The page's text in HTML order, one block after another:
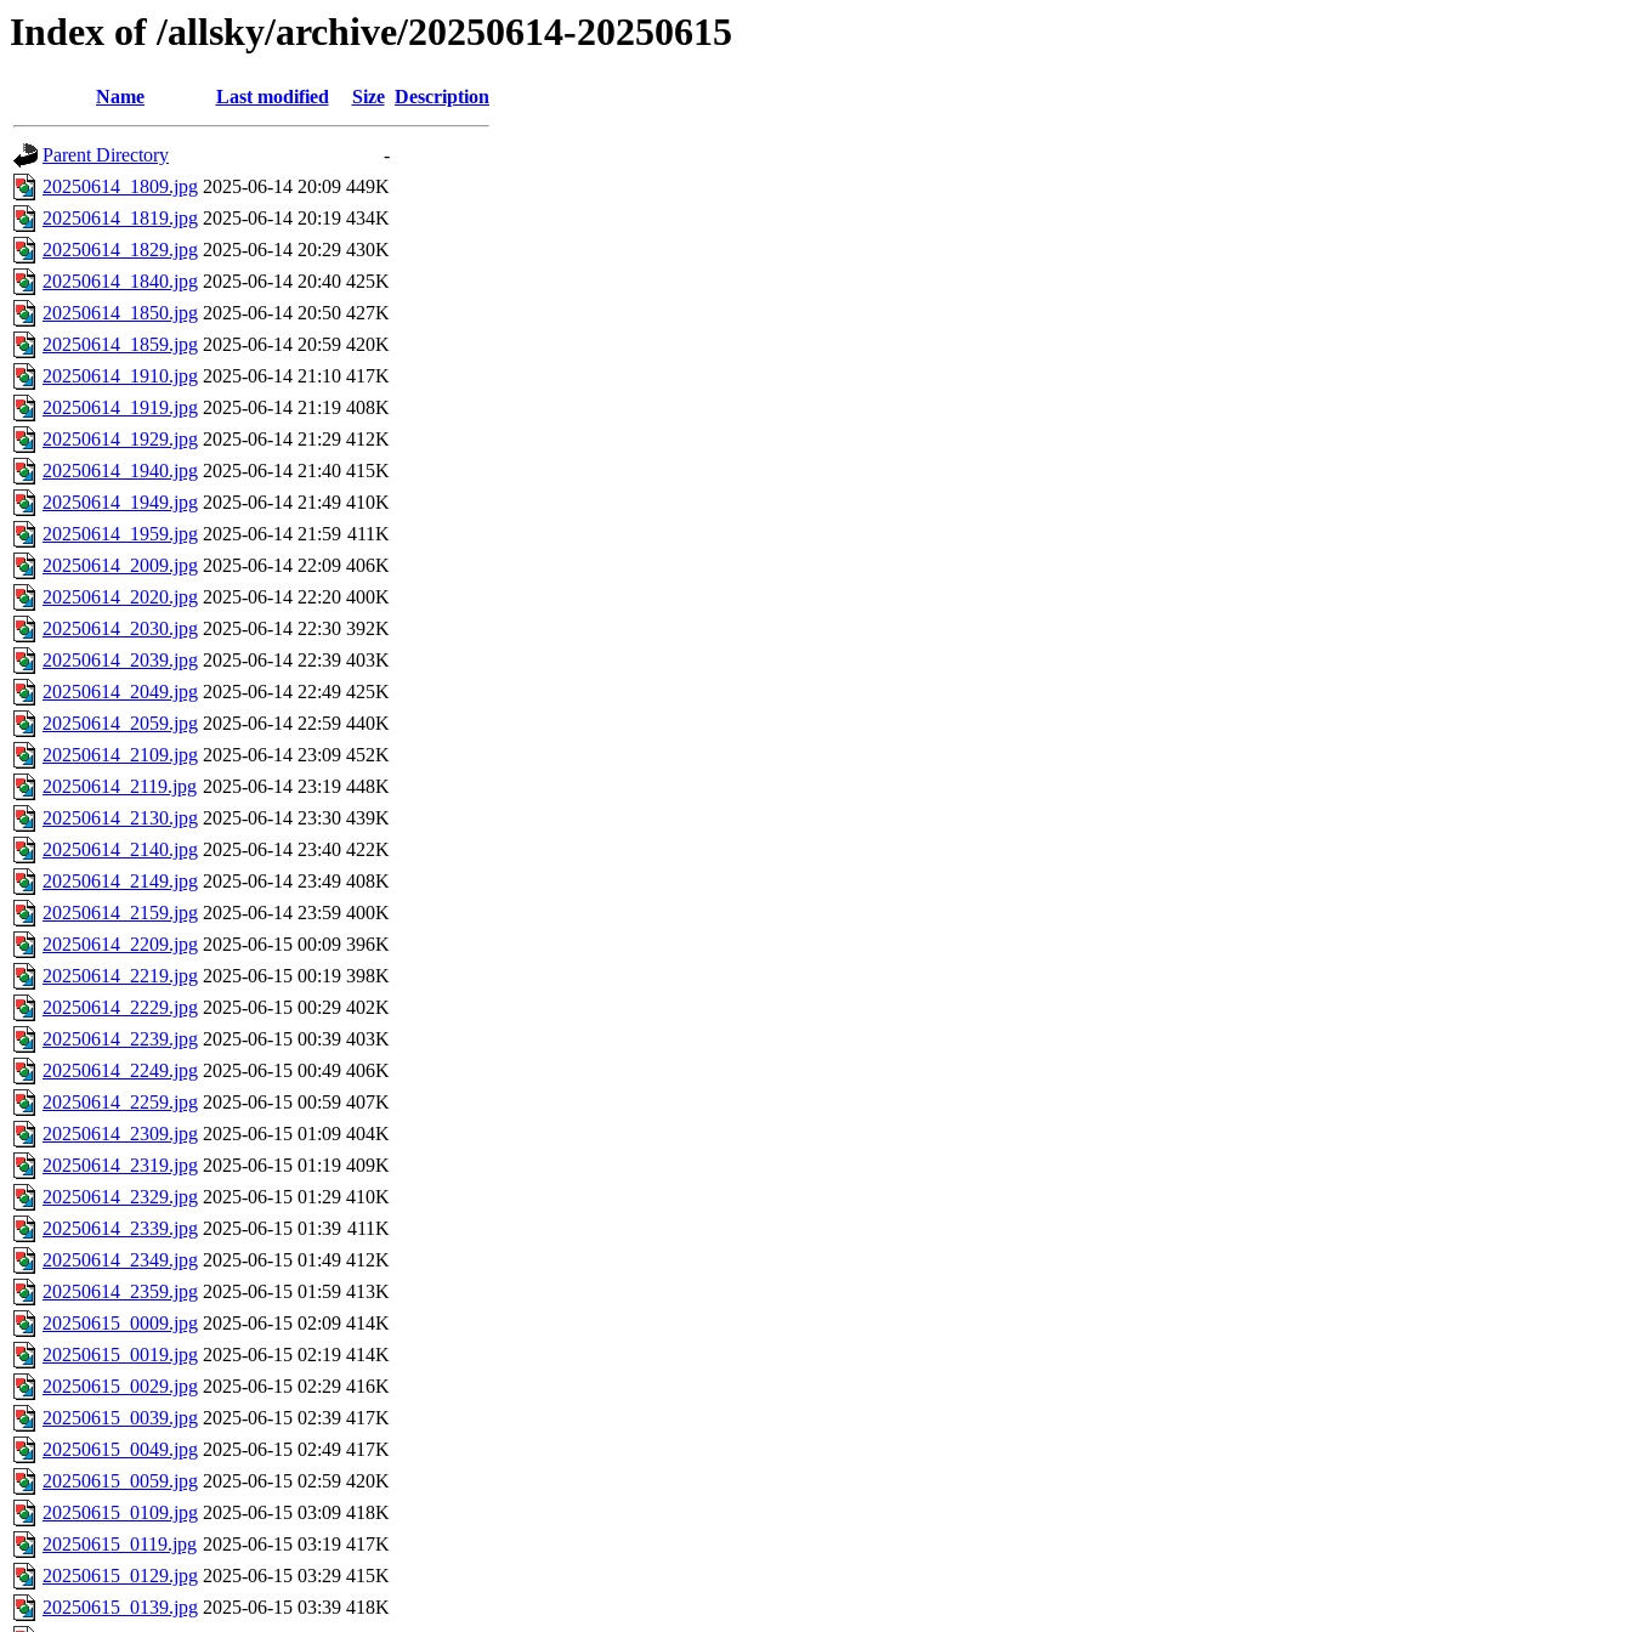
Index of /allsky/archive/20250614-20250615
Name Last modified Size Description
Parent Directory
-
20250614_1809.jpg 2025-06-14 20:09 449K
20250614_1819.jpg 2025-06-14 20:19 434K
20250614_1829.jpg 2025-06-14 20:29 430K
20250614_1840.jpg 2025-06-14 20:40 425K
20250614_1850.jpg 2025-06-14 20:50 427K
20250614_1859.jpg 2025-06-14 20:59 420K
20250614_1910.jpg 2025-06-14 21:10 417K
20250614_1919.jpg 2025-06-14 21:19 408K
20250614_1929.jpg 2025-06-14 21:29 412K
20250614_1940.jpg 2025-06-14 21:40 415K
20250614_1949.jpg 2025-06-14 21:49 410K
20250614_1959.jpg 2025-06-14 21:59 411K
20250614_2009.jpg 2025-06-14 22:09 406K
20250614_2020.jpg 2025-06-14 22:20 400K
20250614_2030.jpg 2025-06-14 22:30 392K
20250614_2039.jpg 2025-06-14 22:39 403K
20250614_2049.jpg 2025-06-14 22:49 425K
20250614_2059.jpg 2025-06-14 22:59 440K
20250614_2109.jpg 2025-06-14 23:09 452K
20250614_2119.jpg 2025-06-14 23:19 448K
20250614_2130.jpg 2025-06-14 23:30 439K
20250614_2140.jpg 2025-06-14 23:40 422K
20250614_2149.jpg 2025-06-14 23:49 408K
20250614_2159.jpg 2025-06-14 23:59 400K
20250614_2209.jpg 2025-06-15 00:09 396K
20250614_2219.jpg 2025-06-15 00:19 398K
20250614_2229.jpg 2025-06-15 00:29 402K
20250614_2239.jpg 2025-06-15 00:39 403K
20250614_2249.jpg 2025-06-15 00:49 406K
20250614_2259.jpg 2025-06-15 00:59 407K
20250614_2309.jpg 2025-06-15 01:09 404K
20250614_2319.jpg 2025-06-15 01:19 409K
20250614_2329.jpg 2025-06-15 01:29 410K
20250614_2339.jpg 2025-06-15 01:39 411K
20250614_2349.jpg 2025-06-15 01:49 412K
20250614_2359.jpg 2025-06-15 01:59 413K
20250615_0009.jpg 2025-06-15 02:09 414K
20250615_0019.jpg 2025-06-15 02:19 414K
20250615_0029.jpg 2025-06-15 02:29 416K
20250615_0039.jpg 2025-06-15 02:39 417K
20250615_0049.jpg 2025-06-15 02:49 417K
20250615_0059.jpg 2025-06-15 02:59 420K
20250615_0109.jpg 2025-06-15 03:09 418K
20250615_0119.jpg 2025-06-15 03:19 417K
20250615_0129.jpg 2025-06-15 03:29 415K
20250615_0139.jpg 2025-06-15 03:39 418K